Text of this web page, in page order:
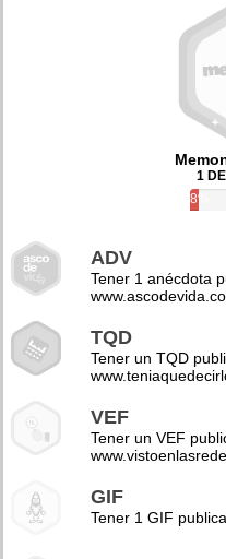
1
8%
ADV
Tener 1 anécdota
TQD
Tener un TQD
VEF
Tener un VEF
GIF
Tener 1 GIF